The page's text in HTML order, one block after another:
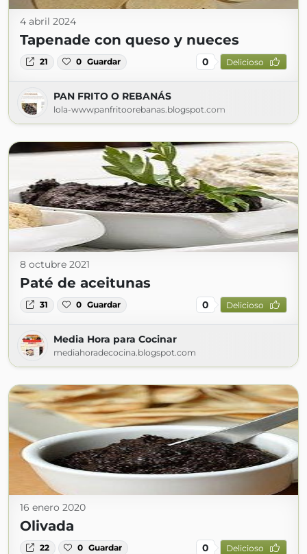
4 abril 2024
Tapenade con queso y nueces
21 0 Guardar 0 Delicioso
PAN FRITO O REBANÁS
lola-wwwpanfritoorebanas.blogspot.com
8 octubre 2021
Paté de aceitunas
31 0 Guardar 0 Delicioso
Media Hora para Cocinar
mediahoradecocina.blogspot.com
16 enero 2020
Olivada
22 0 Guardar 0 Delicioso